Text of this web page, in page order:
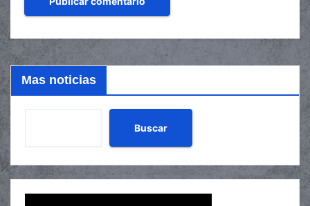
Mas noticias
Buscar